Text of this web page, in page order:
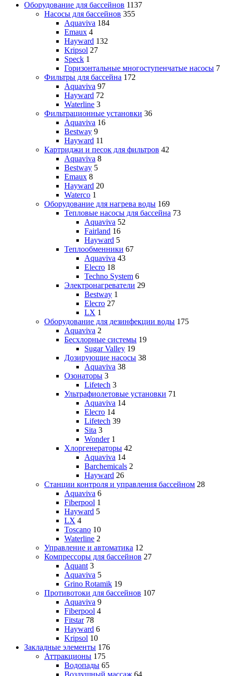
Оборудование для бассейнов 1137
Насосы для бассейнов 355
Aquaviva 184
Emaux 4
Hayward 132
Kripsol 27
Speck 1
Горизонтальные многоступенчатые насосы 7
Фильтры для бассейна 172
Aquaviva 97
Hayward 72
Waterline 3
Фильтрационные установки 36
Aquaviva 16
Bestway 9
Hayward 11
Картриджи и песок для фильтров 42
Aquaviva 8
Bestway 5
Emaux 8
Hayward 20
Waterco 1
Оборудование для нагрева воды 169
Тепловые насосы для бассейна 73
Aquaviva 52
Fairland 16
Hayward 5
Теплообменники 67
Aquaviva 43
Elecro 18
Techno System 6
Электронагреватели 29
Bestway 1
Elecro 27
LX 1
Оборудование для дезинфекции воды 175
Aquaviva 2
Бесхлорные системы 19
Sugar Valley 19
Дозирующие насосы 38
Aquaviva 38
Озонаторы 3
Lifetech 3
Ультрафиолетовые установки 71
Aquaviva 14
Elecro 14
Lifetech 39
Sita 3
Wonder 1
Хлоргенераторы 42
Aquaviva 14
Barchemicals 2
Hayward 26
Станции контроля и управления бассейном 28
Aquaviva 6
Fiberpool 1
Hayward 5
LX 4
Toscano 10
Waterline 2
Управление и автоматика 12
Компрессоры для бассейнов 27
Aquant 3
Aquaviva 5
Grino Rotamik 19
Противотоки для бассейнов 107
Aquaviva 9
Fiberpool 4
Fitstar 78
Hayward 6
Kripsol 10
Закладные элементы 176
Аттракционы 175
Водопады 65